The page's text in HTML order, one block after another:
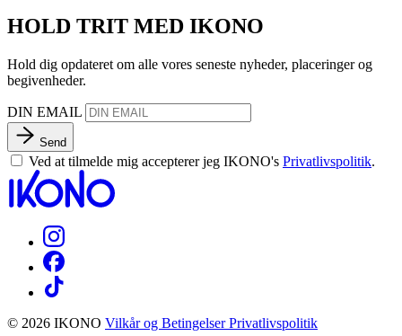
HOLD TRIT MED IKONO
Hold dig opdateret om alle vores seneste nyheder, placeringer og
begivenheder.
DIN EMAIL
Send
Ved at tilmelde mig accepterer jeg IKONO's Privatlivspolitik.
© 2026 IKONO Vilkår og BetingelserPrivatlivspolitik